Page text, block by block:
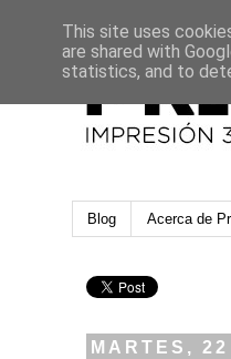
Blog Acerca de
MARTES,
This site uses
are shared with
statistics, and to